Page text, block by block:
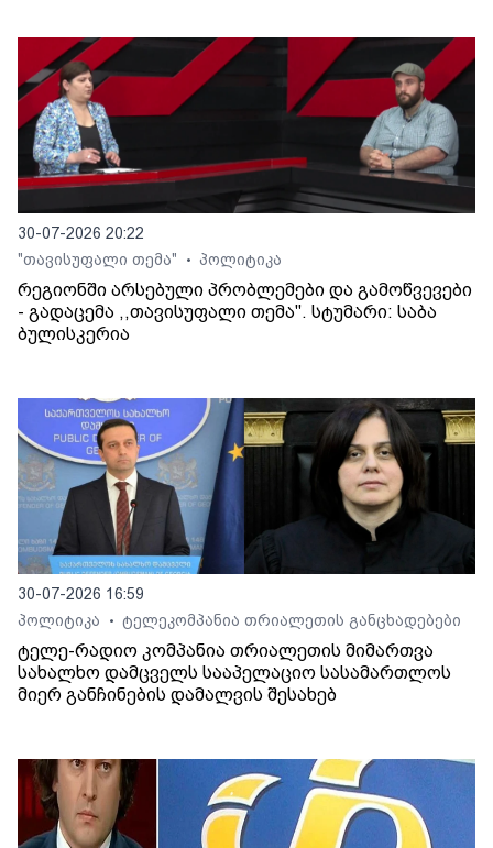
30-07-2026 20:22
"თავისუფალი თემა"
• პოლიტიკა
რეგიონში არსებული პრობლემები და გამოწვევები
- გადაცემა ,,თავისუფალი თემა". სტუმარი: საბა
ბულისკერია
30-07-2026 16:59
პოლიტიკა
• ტელეკომპანია თრიალეთის განცხადებები
ტელე-რადიო კომპანია თრიალეთის მიმართვა
სახალხო დამცველს სააპელაციო სასამართლოს
მიერ განჩინების დამალვის შესახებ